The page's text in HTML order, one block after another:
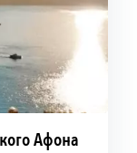
Афона